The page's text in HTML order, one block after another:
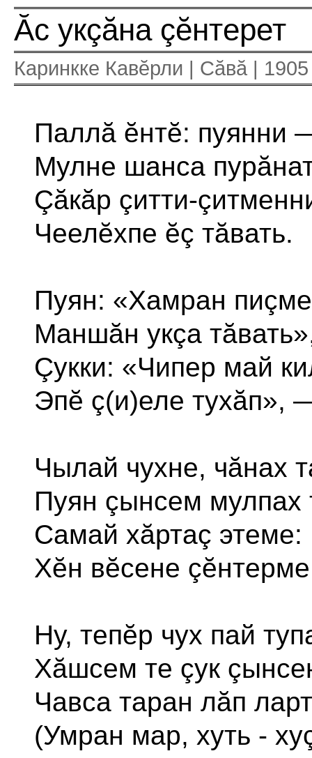
Ăс укçăна çĕнтерет
Каринкке Кавĕрли | Сăвă |
Паллă ĕнтĕ: пуянни
Мулне шанса
Çăкăр çитти-
Чеелĕхпе ĕç тăвать.
Пуян: «Хамран
Маншăн укçа
Çукки: «Чипер май
Эпĕ ç(и)еле тухăп»,
Чылай чухне, чăнах
Пуян çынсем мулпах
Самай хăртаç этеме:
Хĕн вĕсене
Ну, тепĕр чух пай
Хăшсем те çук
Чавса таран лăп
(Умран мар, хуть -